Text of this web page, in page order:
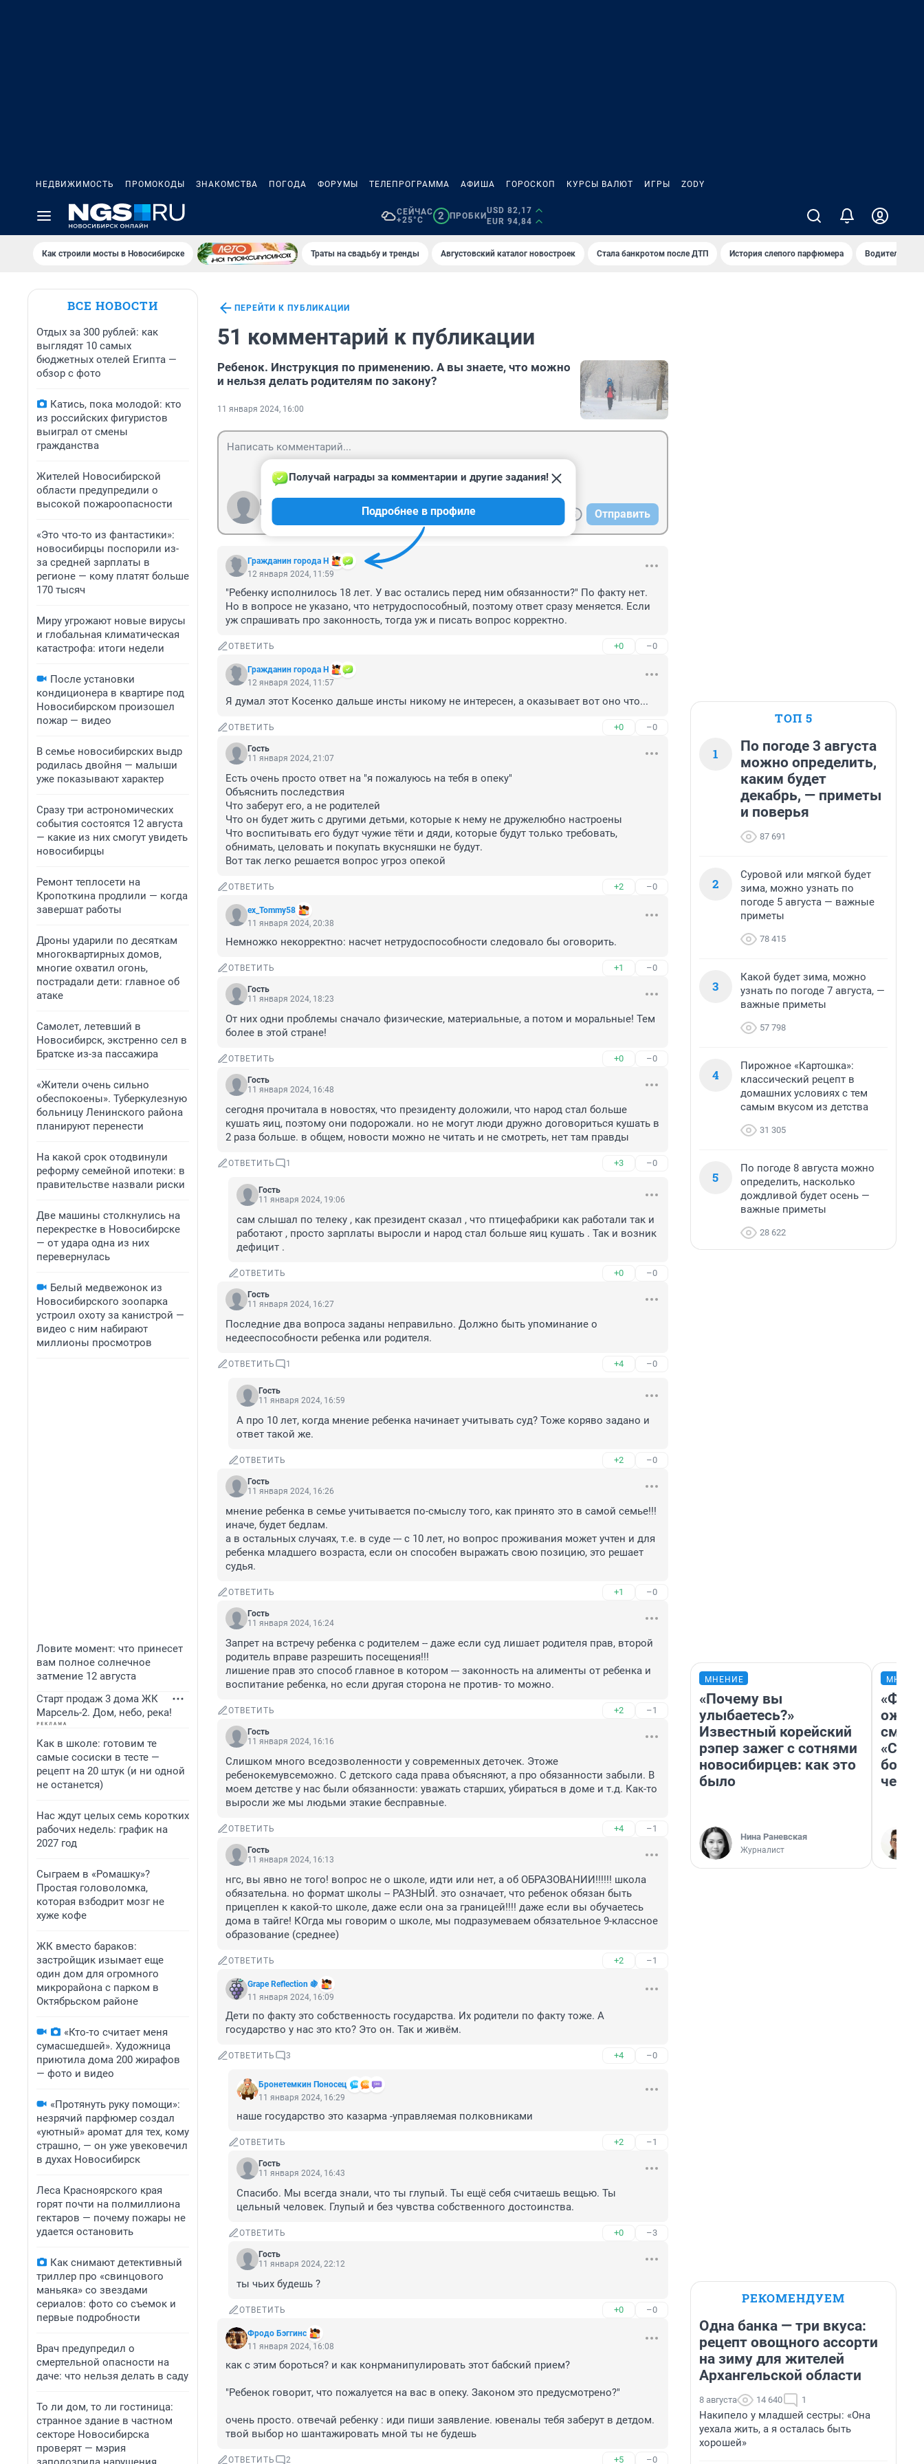
НЕДВИЖИМОСТЬ ПРОМОКОДЫ ЗНАКОМСТВА ПОГОДА ФОРУМЫ ТЕЛЕПРОГРАММА АФИША ГОРОСКОП КУРСЫ ВАЛЮТ ИГРЫ ZODY
СЕЙЧАС
+25°C
2 ПРОБКИ
USD 82,17
EUR 94,84
Как строили мосты в Новосибирске Траты на свадьбу и тренды Августовский каталог новостроек Стала банкротом после ДТП История слепого парфюмера Водители
ВСЕ НОВОСТИ
Отдых за 300 рублей: как
выглядят 10 самых
бюджетных отелей Египта —
обзор с фото
Катись, пока молодой: кто
из российских фигуристов
выиграл от смены
гражданства
Жителей Новосибирской
области предупредили о
высокой пожароопасности
«Это что-то из фантастики»:
новосибирцы поспорили из-
за средней зарплаты в
регионе — кому платят больше
170 тысяч
Миру угрожают новые вирусы
и глобальная климатическая
катастрофа: итоги недели
После установки
кондиционера в квартире под
Новосибирском произошел
пожар — видео
В семье новосибирских выдр
родилась двойня — малыши
уже показывают характер
Сразу три астрономических
события состоятся 12 августа
— какие из них смогут увидеть
новосибирцы
Ремонт теплосети на
Кропоткина продлили — когда
завершат работы
Дроны ударили по десяткам
многоквартирных домов,
многие охватил огонь,
пострадали дети: главное об
атаке
Самолет, летевший в
Новосибирск, экстренно сел в
Братске из-за пассажира
«Жители очень сильно
обеспокоены». Туберкулезную
больницу Ленинского района
планируют перенести
На какой срок отодвинули
реформу семейной ипотеки: в
правительстве назвали риски
Две машины столкнулись на
перекрестке в Новосибирске
— от удара одна из них
перевернулась
Белый медвежонок из
Новосибирского зоопарка
устроил охоту за канистрой —
видео с ним набирают
миллионы просмотров
Ловите момент: что принесет
вам полное солнечное
затмение 12 августа
Старт продаж 3 дома ЖК
Марсель-2. Дом, небо, река!
Как в школе: готовим те
самые сосиски в тесте —
рецепт на 20 штук (и ни одной
не останется)
Нас ждут целых семь коротких
рабочих недель: график на
2027 год
Сыграем в «Ромашку»?
Простая головоломка,
которая взбодрит мозг не
хуже кофе
ЖК вместо бараков:
застройщик изымает еще
один дом для огромного
микрорайона с парком в
Октябрьском районе
«Кто-то считает меня
сумасшедшей». Художница
приютила дома 200 жирафов
— фото и видео
«Протянуть руку помощи»:
незрячий парфюмер создал
«уютный» аромат для тех, кому
страшно, — он уже увековечил
в духах Новосибирск
Леса Красноярского края
горят почти на полмиллиона
гектаров — почему пожары не
удается остановить
Как снимают детективный
триллер про «свинцового
маньяка» со звездами
сериалов: фото со съемок и
первые подробности
Врач предупредил о
смертельной опасности на
даче: что нельзя делать в саду
То ли дом, то ли гостиница:
странное здание в частном
секторе Новосибирска
проверят — мэрия
ПЕРЕЙТИ К ПУБЛИКАЦИИ
51 комментарий к публикации
Ребенок. Инструкция по применению. А вы знаете, что можно
и нельзя делать родителям по закону?
11 января 2024, 16:00
Гость
Отправить
Гражданин города Н
Получай награды за комментарии и другие задания!
Подробнее в профиле
12 января 2024, 11:59
"Ребенку исполнилось 18 лет. У вас остались перед ним обязанности?" По факту нет.
Но в вопросе не указано, что нетрудоспособный, поэтому ответ сразу меняется. Если
уж спрашивать про законность, тогда уж и писать вопрос корректно.
ОТВЕТИТЬ +0 –0
Гражданин города Н
12 января 2024, 11:57
Я думал этот Косенко дальше инсты никому не интересен, а оказывает вот оно что...
ОТВЕТИТЬ +0 –0
Гость
11 января 2024, 21:07
Есть очень просто ответ на "я пожалуюсь на тебя в опеку"
Объяснить последствия
Что заберут его, а не родителей
Что он будет жить с другими детьми, которые к нему не дружелюбно настроены
Что воспитывать его будут чужие тёти и дяди, которые будут только требовать,
обнимать, целовать и покупать вкусняшки не будут.
Вот так легко решается вопрос угроз опекой
ОТВЕТИТЬ +2 –0
ex_Tommy58
11 января 2024, 20:38
Немножко некорректно: насчет нетрудоспособности следовало бы оговорить.
ОТВЕТИТЬ +1 –0
Гость
11 января 2024, 18:23
От них одни проблемы сначало физические, материальные, а потом и моральные! Тем
более в этой стране!
ОТВЕТИТЬ +0 –0
Гость
11 января 2024, 16:48
сегодня прочитала в новостях, что президенту доложили, что народ стал больше
кушать яиц, поэтому они подорожали. но не могут люди дружно договориться кушать в
2 раза больше. в общем, новости можно не читать и не смотреть, нет там правды
ОТВЕТИТЬ 1 +3 –0
Гость
11 января 2024, 19:06
сам слышал по телеку , как президент сказал , что птицефабрики как работали так и
работают , просто зарплаты выросли и народ стал больше яиц кушать . Так и возник
дефицит .
ОТВЕТИТЬ +0 –0
Гость
11 января 2024, 16:27
Последние два вопроса заданы неправильно. Должно быть упоминание о
недееспособности ребенка или родителя.
ОТВЕТИТЬ 1 +4 –0
Гость
11 января 2024, 16:59
А про 10 лет, когда мнение ребенка начинает учитывать суд? Тоже коряво задано и
ответ такой же.
ОТВЕТИТЬ +2 –0
Гость
11 января 2024, 16:26
мнение ребенка в семье учитывается по-смыслу того, как принято это в самой семье!!!
иначе, будет бедлам.
а в остальных случаях, т.е. в суде --- с 10 лет, но вопрос проживания может учтен и для
ребенка младшего возраста, если он способен выражать свою позицию, это решает
судья.
ОТВЕТИТЬ +1 –0
Гость
11 января 2024, 16:24
Запрет на встречу ребенка с родителем -- даже если суд лишает родителя прав, второй
родитель вправе разрешить посещения!!!
лишение прав это способ главное в котором --- законность на алименты от ребенка и
воспитание ребенка, но если другая сторона не против- то можно.
ОТВЕТИТЬ +2 –1
Гость
11 января 2024, 16:16
Слишком много вседозволенности у современных деточек. Этоже
ребенокемувсеможно. С детского сада права объясняют, а про обязанности забыли. В
моем детстве у нас были обязанности: уважать старших, убираться в доме и т.д. Как-то
выросли же мы людьми этакие бесправные.
ОТВЕТИТЬ +4 –1
Гость
11 января 2024, 16:13
нгс, вы явно не того! вопрос не о школе, идти или нет, а об ОБРАЗОВАНИИ!!!!!! школа
обязательна. но формат школы -- РАЗНЫЙ. это означает, что ребенок обязан быть
прицеплен к какой-то школе, даже если она за границей!!!! даже если вы обучаетесь
дома в тайге! КОгда мы говорим о школе, мы подразумеваем обязательное 9-классное
образование (среднее)
ОТВЕТИТЬ +2 –1
Grape Reflection 🍇
11 января 2024, 16:09
Дети по факту это собственность государства. Их родители по факту тоже. А
государство у нас это кто? Это он. Так и живём.
ОТВЕТИТЬ 3 +4 –0
Бронетемкин Поносец
11 января 2024, 16:29
наше государство это казарма -управляемая полковниками
ОТВЕТИТЬ +2 –1
Гость
11 января 2024, 16:43
Спасибо. Мы всегда знали, что ты глупый. Ты ещё себя считаешь вещью. Ты
цельный человек. Глупый и без чувства собственного достоинства.
ОТВЕТИТЬ +0 –3
Гость
11 января 2024, 22:12
ты чьих будешь ?
ОТВЕТИТЬ +0 –0
Фродо Бэггинс
11 января 2024, 16:08
как с этим бороться? и как конрманипулировать этот бабский прием?
"Ребенок говорит, что пожалуется на вас в опеку. Законом это предусмотрено?"
очень просто. отвечай ребенку : иди пиши заявление. ювеналы тебя заберут в детдом.
твой выбор но шантажировать мной ты не будешь
ОТВЕТИТЬ 2 +5 –0
ТОП 5
1
По погоде 3 августа
можно определить,
каким будет
декабрь, — приметы
и поверья
87 691
2
Суровой или мягкой будет
зима, можно узнать по
погоде 5 августа — важные
приметы
78 415
3
Какой будет зима, можно
узнать по погоде 7 августа, —
важные приметы
57 798
4
Пирожное «Картошка»:
классический рецепт в
домашних условиях с тем
самым вкусом из детства
31 305
5
По погоде 8 августа можно
определить, насколько
дождливой будет осень —
важные приметы
28 622
МНЕНИЕ
«Почему вы
улыбаетесь?»
Известный корейский
рэпер зажег с сотнями
новосибирцев: как это
было
Нина Раневская
Журналист
РЕКОМЕНДУЕМ
Одна банка — три вкуса:
рецепт овощного ассорти
на зиму для жителей
Архангельской области
8 августа 14 640 1
Накипело у младшей сестры: «Она
уехала жить, а я осталась быть
хорошей»